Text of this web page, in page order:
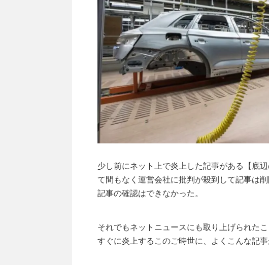
少し前にネット上で炎上した記事がある【底
て間もなく運営会社に批判が殺到して記事は
記事の確認はできなかった。
それでもネットニュースにも取り上げられた
すぐに炎上するこのご時世に、よくこんな記事